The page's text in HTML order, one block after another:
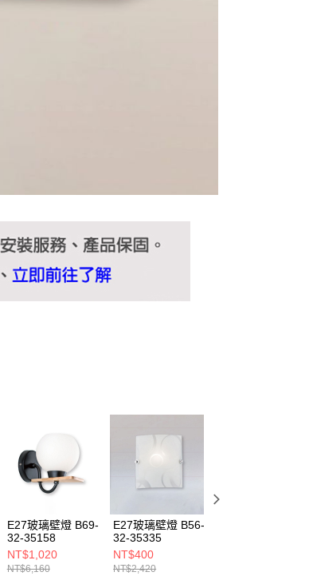
E27玻璃壁燈 B69-
32-35158
NT$1,020
NT$6,160
E27玻璃壁燈 B56-
32-35335
NT$400
NT$2,420